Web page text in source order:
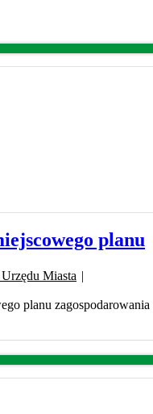
planu
Miasta |
planu